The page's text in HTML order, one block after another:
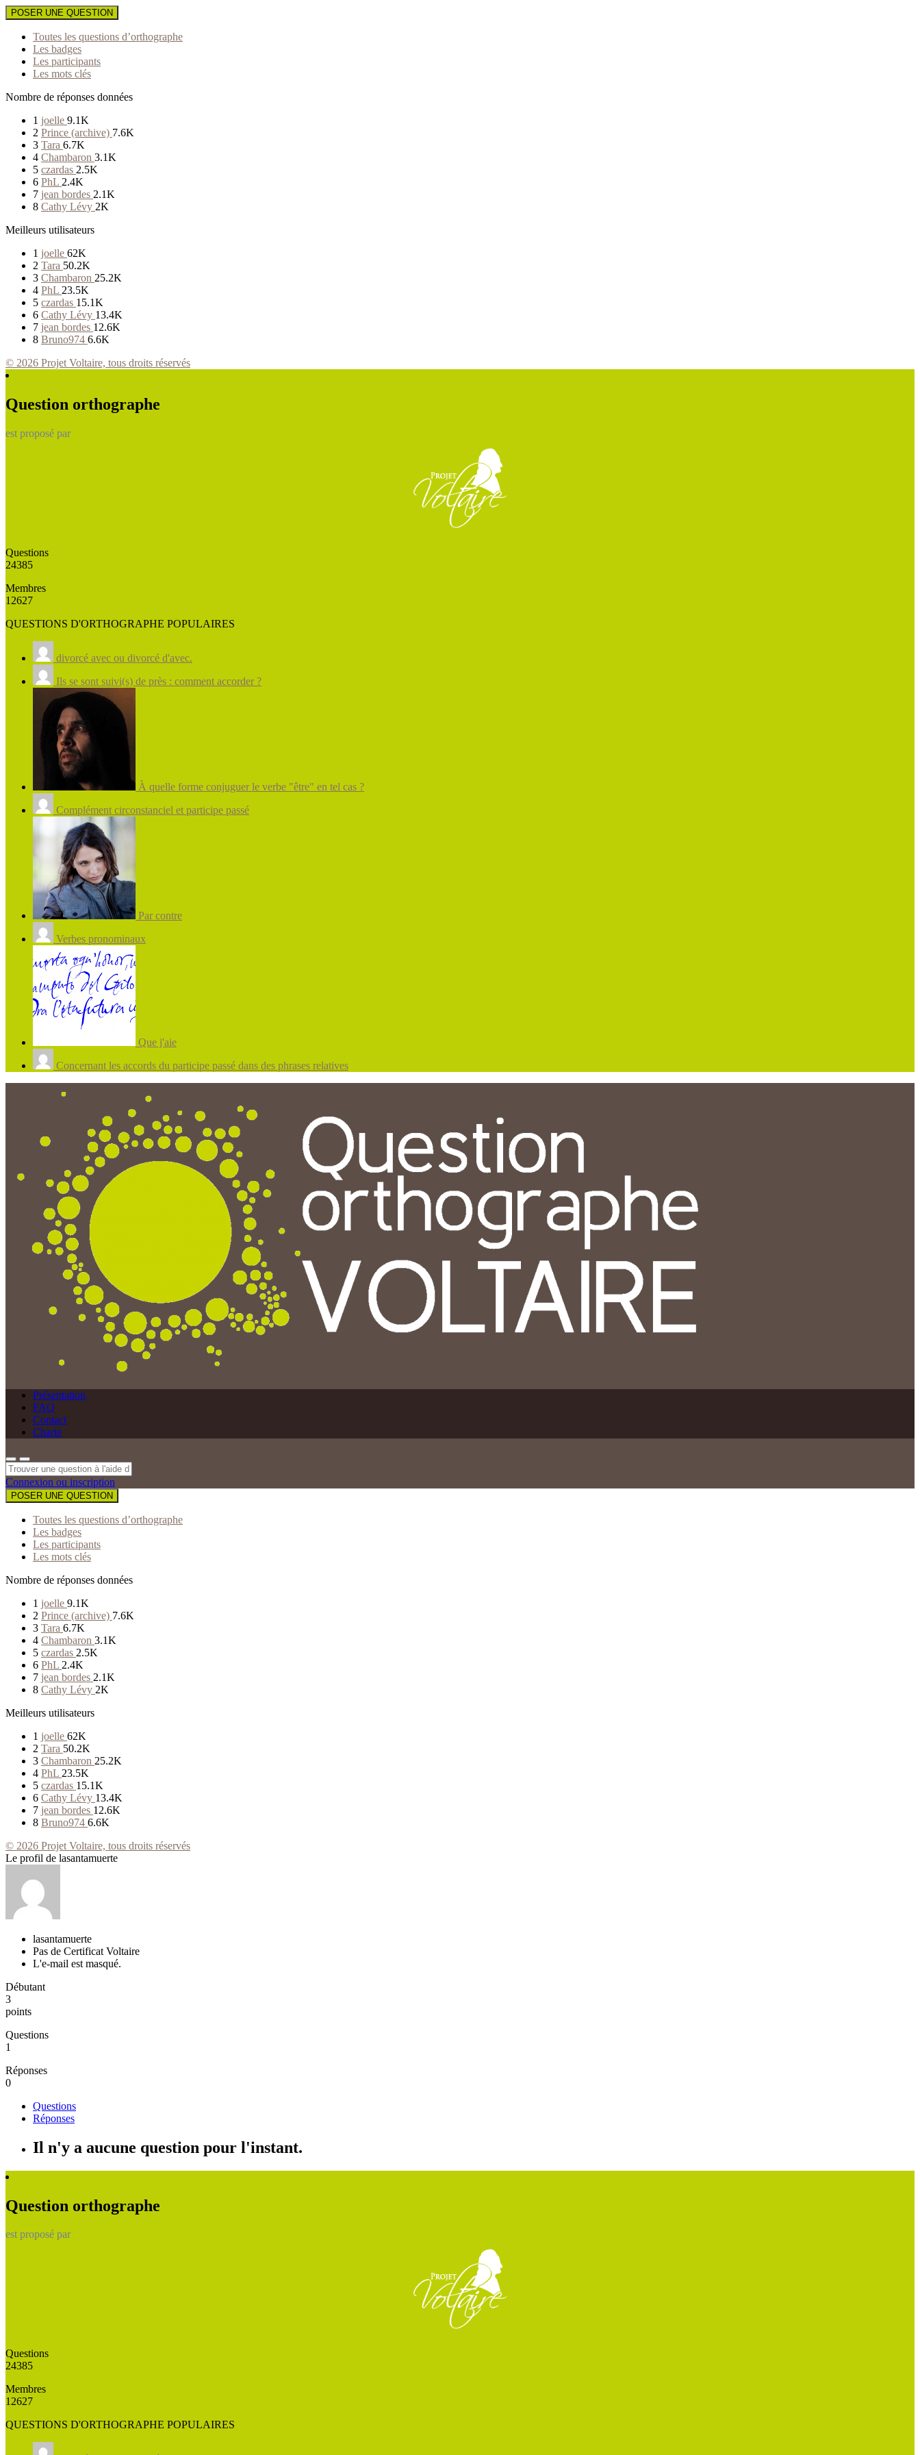
POSER UNE QUESTION
Toutes les questions d’orthographe
Les badges
Les participants
Les mots clés
Nombre de réponses données
1 joelle 9.1K
2 Prince (archive) 7.6K
3 Tara 6.7K
4 Chambaron 3.1K
5 czardas 2.5K
6 PhL 2.4K
7 jean bordes 2.1K
8 Cathy Lévy 2K
Meilleurs utilisateurs
1 joelle 62K
2 Tara 50.2K
3 Chambaron 25.2K
4 PhL 23.5K
5 czardas 15.1K
6 Cathy Lévy 13.4K
7 jean bordes 12.6K
8 Bruno974 6.6K
© 2026 Projet Voltaire, tous droits réservés
Question orthographe
est proposé par
Questions
24385
Membres
12627
QUESTIONS D'ORTHOGRAPHE POPULAIRES
divorcé avec ou divorcé d'avec.
Ils se sont suivi(s) de près : comment accorder ?
À quelle forme conjuguer le verbe "être" en tel cas ?
Complément circonstanciel et participe passé
Par contre
Verbes pronominaux
Que j'aie
Concernant les accords du participe passé dans des phrases relatives
Présentation
FAQ
Contact
Charte
Connexion ou inscription
POSER UNE QUESTION
Toutes les questions d’orthographe
Les badges
Les participants
Les mots clés
Nombre de réponses données
1 joelle 9.1K
2 Prince (archive) 7.6K
3 Tara 6.7K
4 Chambaron 3.1K
5 czardas 2.5K
6 PhL 2.4K
7 jean bordes 2.1K
8 Cathy Lévy 2K
Meilleurs utilisateurs
1 joelle 62K
2 Tara 50.2K
3 Chambaron 25.2K
4 PhL 23.5K
5 czardas 15.1K
6 Cathy Lévy 13.4K
7 jean bordes 12.6K
8 Bruno974 6.6K
© 2026 Projet Voltaire, tous droits réservés
Le profil de lasantamuerte
lasantamuerte
Pas de Certificat Voltaire
L'e-mail est masqué.
Débutant
3
points
Questions
1
Réponses
0
Questions
Réponses
Il n'y a aucune question pour l'instant.
Question orthographe
est proposé par
Questions
24385
Membres
12627
QUESTIONS D'ORTHOGRAPHE POPULAIRES